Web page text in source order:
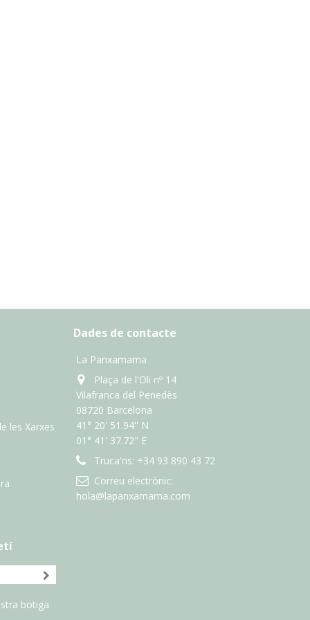
les Xarxes
Dades de contacte
La Panxamama
Plaça de l'Oli nº 14
Vilafranca del Penedès
08720 Barcelona
41° 20' 51.94'' N
01° 41' 37.72" E
Truca'ns: +34 93 890 43 72
Correu electrònic:
hola@lapanxamama.com
botiga